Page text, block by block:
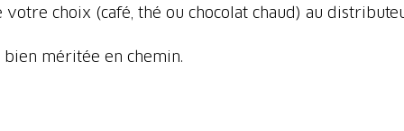
choix (café, thé ou chocolat chaud) au
méritée en chemin.